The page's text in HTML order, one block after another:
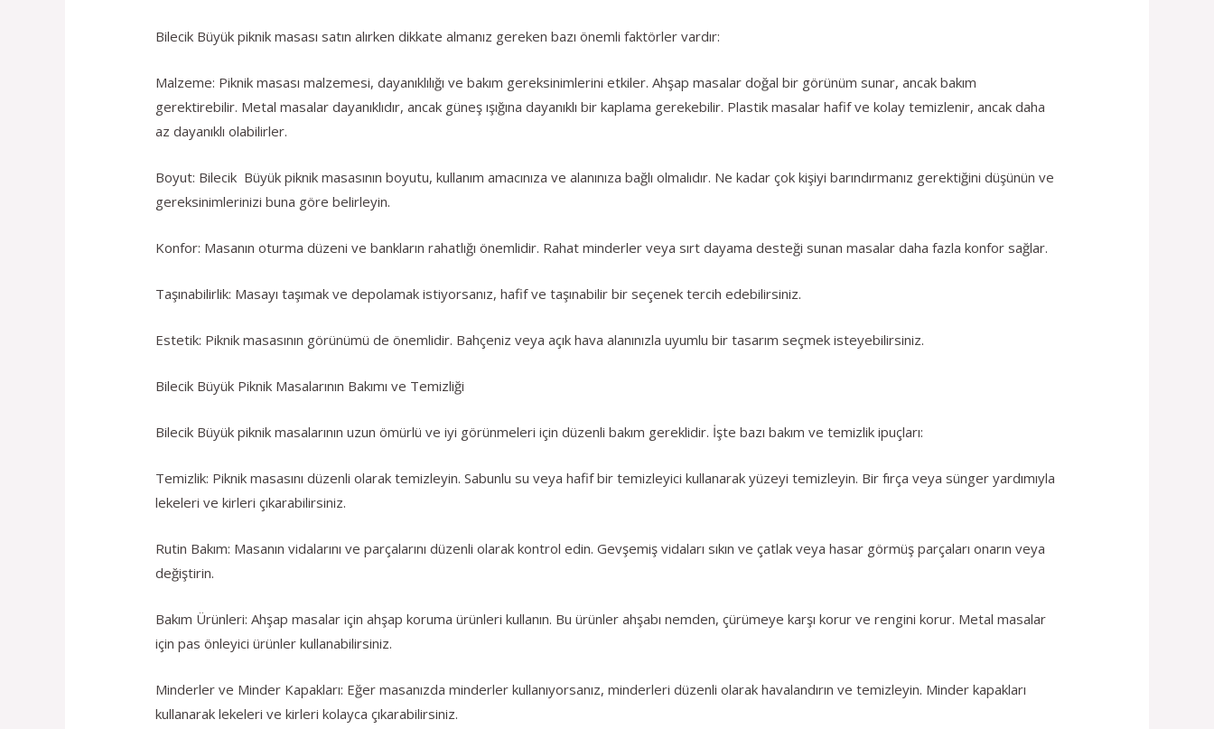
Bilecik Büyük piknik masası satın alırken dikkate almanız gereken bazı önemli faktörler vardır:
Malzeme: Piknik masası malzemesi, dayanıklılığı ve bakım gereksinimlerini etkiler. Ahşap masalar doğal bir görünüm sunar, ancak bakım
gerektirebilir. Metal masalar dayanıklıdır, ancak güneş ışığına dayanıklı bir kaplama gerekebilir. Plastik masalar hafif ve kolay temizlenir, ancak daha
az dayanıklı olabilirler.
Boyut: Bilecik Büyük piknik masasının boyutu, kullanım amacınıza ve alanınıza bağlı olmalıdır. Ne kadar çok kişiyi barındırmanız gerektiğini düşünün ve
gereksinimlerinizi buna göre belirleyin.
Konfor: Masanın oturma düzeni ve bankların rahatlığı önemlidir. Rahat minderler veya sırt dayama desteği sunan masalar daha fazla konfor sağlar.
Taşınabilirlik: Masayı taşımak ve depolamak istiyorsanız, hafif ve taşınabilir bir seçenek tercih edebilirsiniz.
Estetik: Piknik masasının görünümü de önemlidir. Bahçeniz veya açık hava alanınızla uyumlu bir tasarım seçmek isteyebilirsiniz.
Bilecik Büyük Piknik Masalarının Bakımı ve Temizliği
Bilecik Büyük piknik masalarının uzun ömürlü ve iyi görünmeleri için düzenli bakım gereklidir. İşte bazı bakım ve temizlik ipuçları:
Temizlik: Piknik masasını düzenli olarak temizleyin. Sabunlu su veya hafif bir temizleyici kullanarak yüzeyi temizleyin. Bir fırça veya sünger yardımıyla
lekeleri ve kirleri çıkarabilirsiniz.
Rutin Bakım: Masanın vidalarını ve parçalarını düzenli olarak kontrol edin. Gevşemiş vidaları sıkın ve çatlak veya hasar görmüş parçaları onarın veya
değiştirin.
Bakım Ürünleri: Ahşap masalar için ahşap koruma ürünleri kullanın. Bu ürünler ahşabı nemden, çürümeye karşı korur ve rengini korur. Metal masalar
için pas önleyici ürünler kullanabilirsiniz.
Minderler ve Minder Kapakları: Eğer masanızda minderler kullanıyorsanız, minderleri düzenli olarak havalandırın ve temizleyin. Minder kapakları
kullanarak lekeleri ve kirleri kolayca çıkarabilirsiniz.